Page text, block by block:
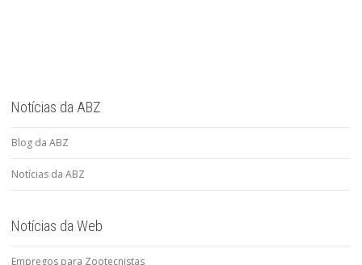
Notícias da ABZ
Blog da ABZ
Notícias da ABZ
Notícias da Web
Empregos para Zootecnistas